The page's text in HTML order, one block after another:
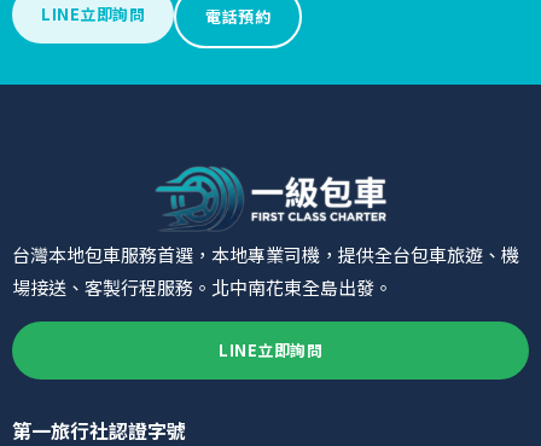
LINE立即詢問 電話預約
台灣本地包車服務首選，本地專業司機，提供全台包車旅遊、機
場接送、客製行程服務。北中南花東全島出發。
LINE立即詢問
第一旅行社認證字號